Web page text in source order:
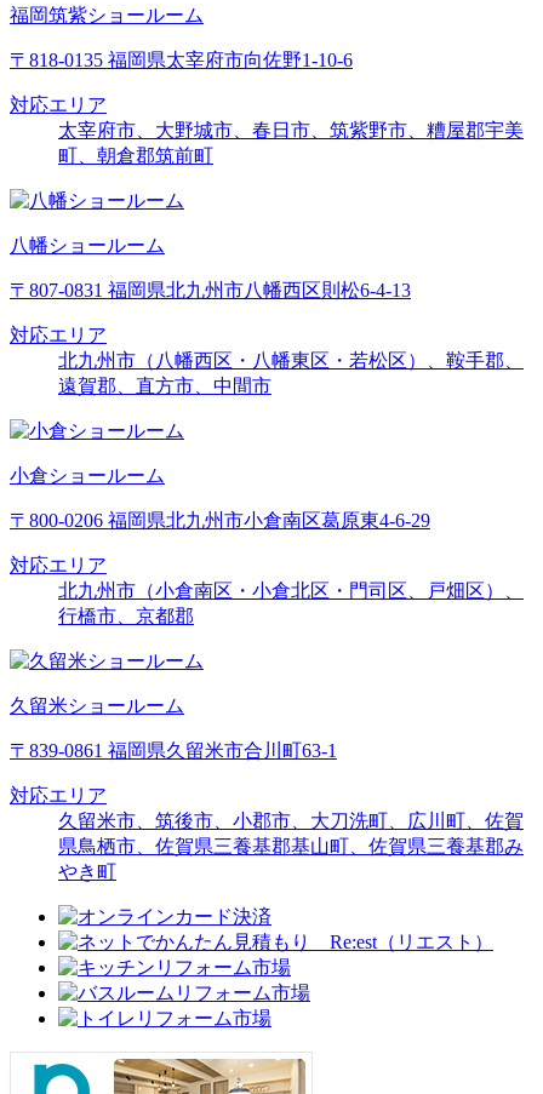
福岡筑紫ショールーム
〒818-0135 福岡県太宰府市向佐野1-10-6
対応エリア
太宰府市、大野城市、春日市、筑紫野市、糟屋郡宇美
町、朝倉郡筑前町
八幡ショールーム
〒807-0831 福岡県北九州市八幡西区則松6-4-13
対応エリア
北九州市（八幡西区・八幡東区・若松区）、鞍手郡、
遠賀郡、直方市、中間市
小倉ショールーム
〒800-0206 福岡県北九州市小倉南区葛原東4-6-29
対応エリア
北九州市（小倉南区・小倉北区・門司区、戸畑区）、
行橋市、京都郡
久留米ショールーム
〒839-0861 福岡県久留米市合川町63-1
対応エリア
久留米市、筑後市、小郡市、大刀洗町、広川町、佐賀
県鳥栖市、佐賀県三養基郡基山町、佐賀県三養基郡み
やき町